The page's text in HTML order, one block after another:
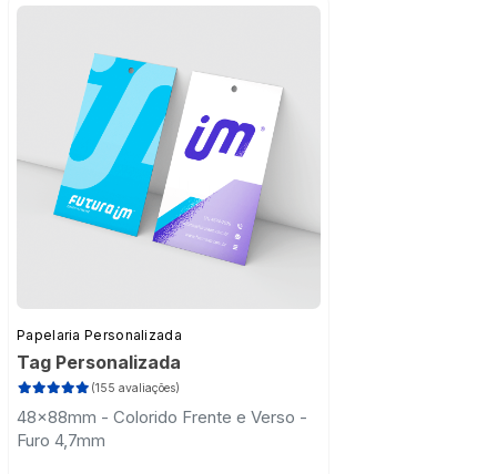
Papelaria Personalizada
Tag Personalizada
(155 avaliações)
48x88mm - Colorido Frente e Verso -
Furo 4,7mm